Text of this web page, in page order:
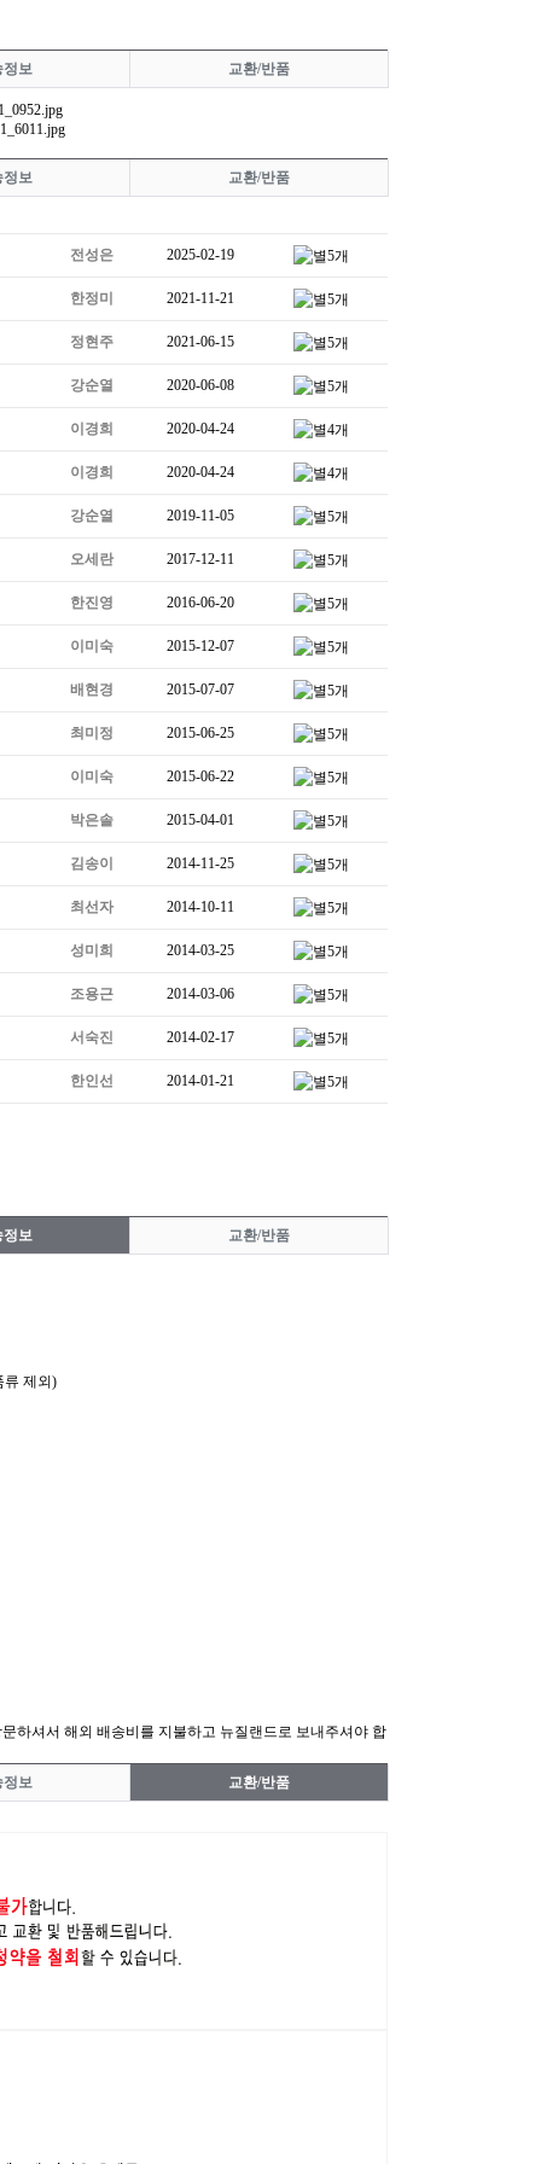
정보 교환/반품
보 교환/반품
전성은 2025-02-19
한정미 2021-11-21
정현주 2021-06-15
강순열 2020-06-08
이경희 2020-04-24
이경희 2020-04-24
강순열 2019-11-05
오세란 2017-12-11
한진영 2016-06-20
이미숙 2015-12-07
배현경 2015-07-07
최미정 2015-06-25
이미숙 2015-06-22
박은솔 2015-04-01
김송이 2014-11-25
최선자 2014-10-11
성미희 2014-03-25
조용근 2014-03-06
서숙진 2014-02-17
한인선 2014-01-21
보 교환/반품
류 제외)
하셔서 해외 배송비를 지불하고 뉴질랜드로 보내주셔야 합
보 교환/반품